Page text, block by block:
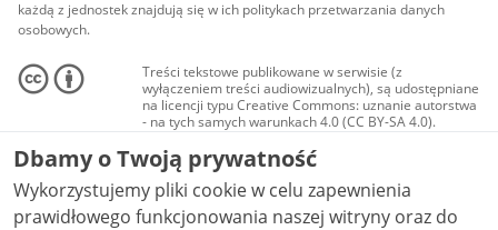
każdą z jednostek znajdują się w ich politykach przetwarzania danych
osobowych.
Treści tekstowe publikowane w serwisie (z
wyłączeniem treści audiowizualnych), są udostępniane
na licencji typu Creative Commons: uznanie autorstwa
- na tych samych warunkach 4.0 (CC BY-SA 4.0).
Materiały audiowizualne, w tym zdjęcia, materiały
audio i wideo, są udostępniane na licencji typu
Creative Commons: uznanie autorstwa użycie
niekomercyjne - bez utworów zależnych 4.0 (CC BY-
NC-ND 4.0), o ile nie jest to stwierdzone inaczej.
Dbamy o Twoją prywatność
Wykorzystujemy pliki cookie w celu zapewnienia
prawidłowego funkcjonowania naszej witryny oraz do